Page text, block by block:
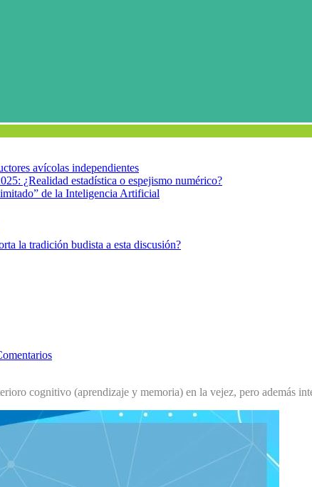
avícolas independientes
¿Realidad estadística o espejismo numérico?
de la Inteligencia Artificial
la tradición budista a esta discusión?
cognitivo (aprendizaje y memoria) en la vejez, pero además